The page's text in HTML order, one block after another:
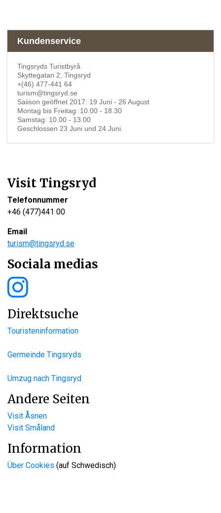
Kundenservice
Tingsryds Turistbyrå
Skyttegatan 2, Tingsryd
+(46) 477-441 64
turism@tingsryd.se
Saiison geöffnet 2017: 19 Juni - 26 August
Montag bis Freitag: 10.00 - 18.30
Samstag: 10.00 - 13.00
Geschlossen 23 Juni und 24 Juni.
Visit Tingsryd
Telefonnummer
+46 (477)441 00
Email
turism@tingsryd.se
Sociala medias
Direktsuche
Touristeninformation
Germeinde Tingsryds
Umzug nach Tingsryd
Andere Seiten
Visit Åsnen
Visit Småland
Information
Über Cookies (auf Schwedisch)